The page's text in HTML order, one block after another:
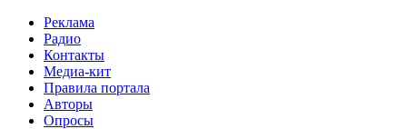
Реклама
Радио
Контакты
Медиа-кит
Правила портала
Авторы
Опросы